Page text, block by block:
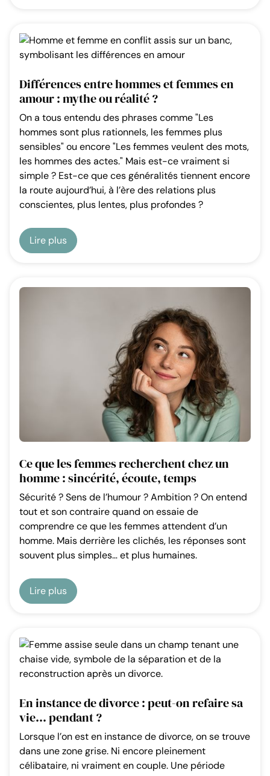
Différences entre hommes et femmes en
amour : mythe ou réalité ?
On a tous entendu des phrases comme "Les
hommes sont plus rationnels, les femmes plus
sensibles" ou encore "Les femmes veulent des mots,
les hommes des actes." Mais est-ce vraiment si
simple ? Est-ce que ces généralités tiennent encore
la route aujourd’hui, à l’ère des relations plus
conscientes, plus lentes, plus profondes ?
Lire plus
Ce que les femmes recherchent chez un
homme : sincérité, écoute, temps
Sécurité ? Sens de l’humour ? Ambition ? On entend
tout et son contraire quand on essaie de
comprendre ce que les femmes attendent d’un
homme. Mais derrière les clichés, les réponses sont
souvent plus simples… et plus humaines.
Lire plus
En instance de divorce : peut-on refaire sa
vie… pendant ?
Lorsque l’on est en instance de divorce, on se trouve
dans une zone grise. Ni encore pleinement
célibataire, ni vraiment en couple. Une période